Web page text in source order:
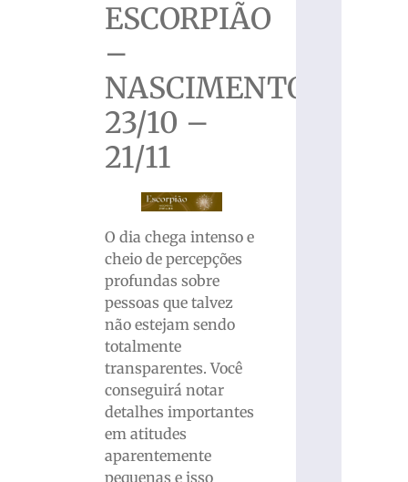
ESCORPIÃO
–
NASCIMENTO
23/10 –
21/11
O dia chega intenso e
cheio de percepções
profundas sobre
pessoas que talvez
não estejam sendo
totalmente
transparentes. Você
conseguirá notar
detalhes importantes
em atitudes
aparentemente
pequenas e isso